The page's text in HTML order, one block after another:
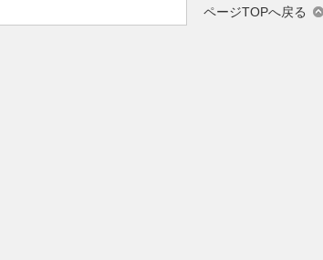
ページTOPへ戻る